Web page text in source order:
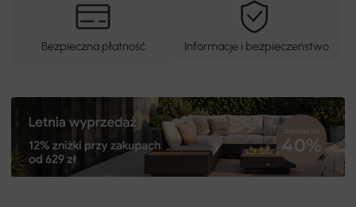
Bezpieczna płatność Informacje i bezpieczeństwo